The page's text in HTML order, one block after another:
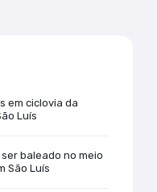
em ciclovia da
Luís
baleado no meio
São Luís